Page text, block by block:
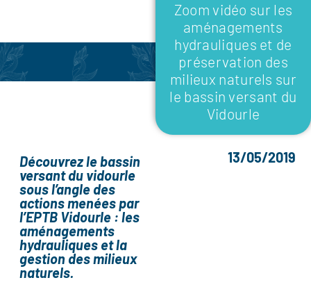
Zoom vidéo sur les
aménagements
hydrauliques et de
préservation des
milieux naturels sur
le bassin versant du
Vidourle
Découvrez le bassin
versant du vidourle
sous l’angle des
actions menées par
l’EPTB Vidourle : les
aménagements
hydrauliques et la
gestion des milieux
naturels.
13/05/2019